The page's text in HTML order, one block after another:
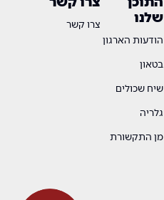
צרו קשר
שלנו
הודעות הארגון
בטאון
שיח שכולים
גלריה
מן התקשורת